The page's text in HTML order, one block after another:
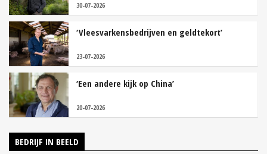
30-07-2026
‘Vleesvarkensbedrijven en geldtekort’
23-07-2026
‘Een andere kijk op China’
20-07-2026
BEDRIJF IN BEELD